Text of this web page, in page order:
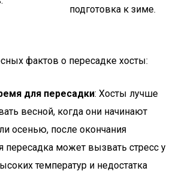
подготовка к зиме.
фактов о пересадке хосты:
для пересадки: Хосты лучше
весной, когда они начинают
осенью, после окончания
пересадка может вызвать стресс у
температур и недостатка